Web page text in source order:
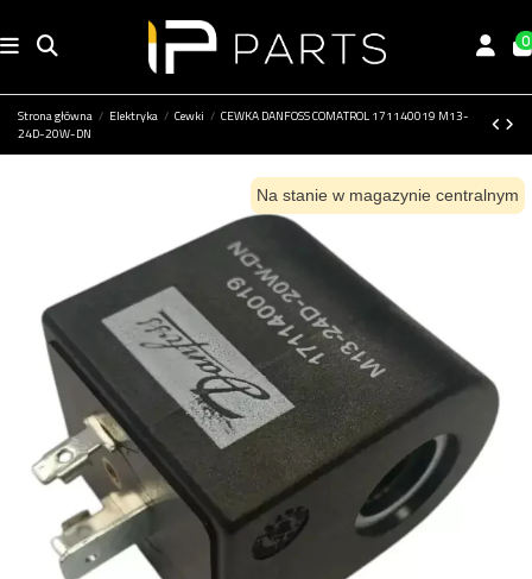
0
Strona główna Elektryka Cewki
CEWKA DANFOSS COMATROL 171140019 M13-
24D-20W-DN
Na stanie w magazynie centralnym